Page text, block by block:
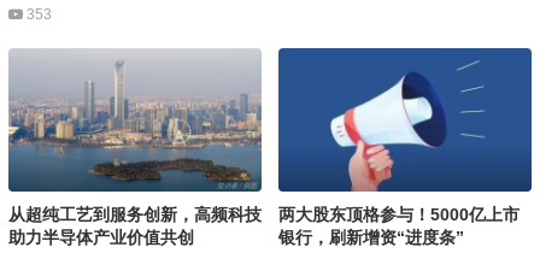
353
从超纯工艺到服务创新，高频科技
助力半导体产业价值共创
两大股东顶格参与！5000亿上市
银行，刷新增资“进度条”